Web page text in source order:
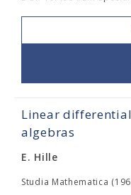
Linear
algebras
E. Hille
Studia Mathematica